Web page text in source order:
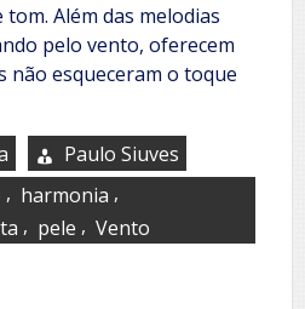
Além das melodias
pelo vento, oferecem
não esqueceram o toque
Paulo Siuves
, harmonia ,
, pele , Vento